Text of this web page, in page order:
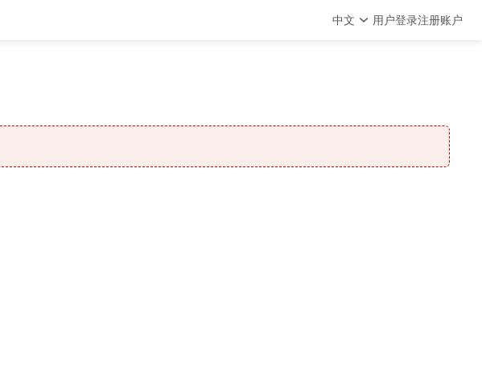
中文 用户登录注册账户